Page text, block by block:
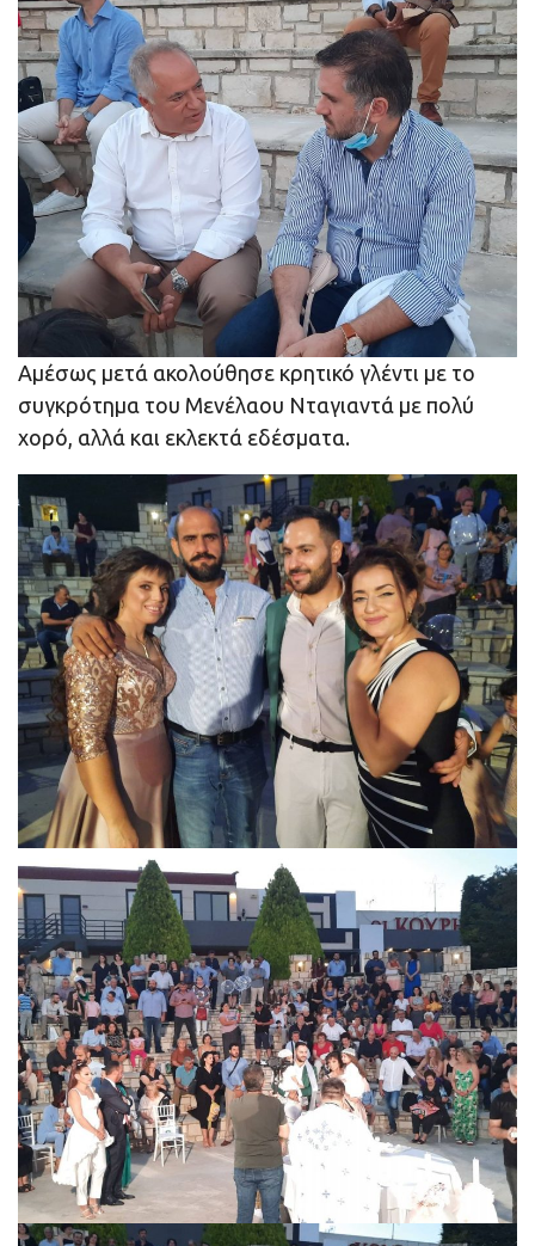
Αμέσως μετά ακολούθησε κρητικό γλέντι με το
συγκρότημα του Μενέλαου Νταγιαντά με πολύ
χορό, αλλά και εκλεκτά εδέσματα.